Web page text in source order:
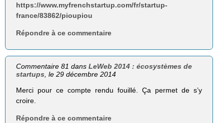
https://www.myfrenchstartup.com/fr/startup-
france/83862/pioupiou
Répondre à ce commentaire
Commentaire 81 dansLeWeb 2014 : écosystèmes de
startups , le 29 décembre 2014
Merci pour ce compte rendu fouillé. Ça permet de s’y
croire.
Répondre à ce commentaire